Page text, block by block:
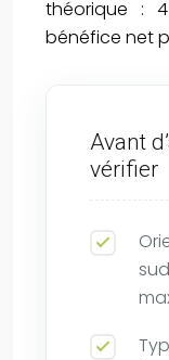
théorique :
bénéfice net
Avant
vérifier